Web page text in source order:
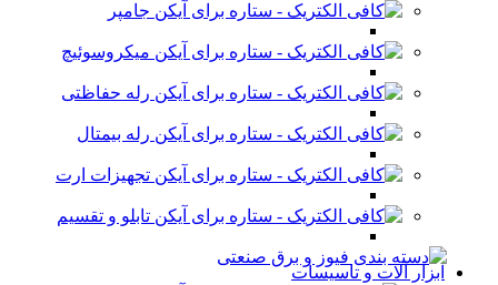
جامپر
میکروسوئیچ
رله حفاظتی
رله بیمتال
تجهیزات ارت
تابلو و تقسیم
ابزار آلات و تاسیسات